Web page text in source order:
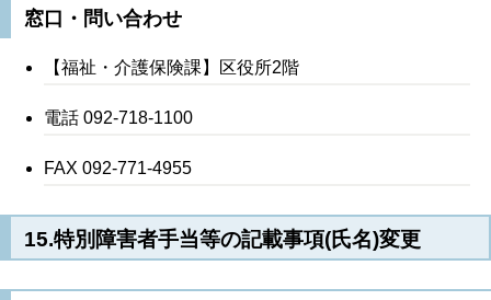
窓口・問い合わせ
【福祉・介護保険課】区役所2階
電話 092-718-1100
FAX 092-771-4955
15.特別障害者手当等の記載事項(氏名)変更